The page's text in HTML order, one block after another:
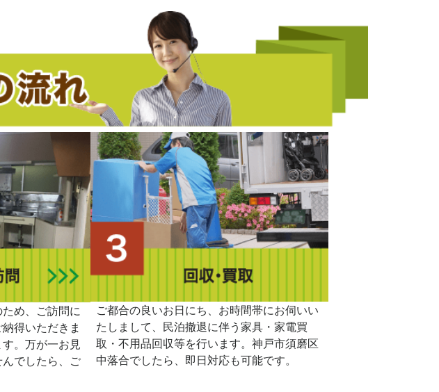
め、ご訪問に
得いただきま
。万が一お見
でしたら、ご
ご都合の良いお日にち、お時間帯にお伺いい
たしまして、民泊撤退に伴う家具・家電買
取・不用品回収等を行います。神戸市須磨区
中落合でしたら、即日対応も可能です。